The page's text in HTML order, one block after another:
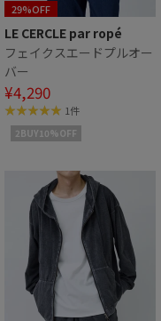
29%OFF
LE CERCLE par ropé
フェイクスエードプルオー
バー
¥4,290
1件
2BUY10%OFF